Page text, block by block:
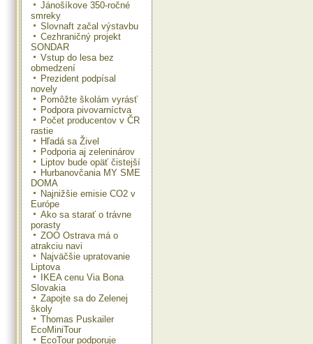
Jánošíkove 350-ročné
smreky
Slovnaft začal výstavbu
Cezhraničný projekt
SONDAR
Vstup do lesa bez
obmedzení
Prezident podpísal
novely
Pomôžte školám vyrásť
Podpora pivovarníctva
Počet producentov v ČR
rastie
Hľadá sa Živel
Podporia aj zeleninárov
Liptov bude opäť čistejší
Hurbanovčania MY SME
DOMA
Najnižšie emisie CO2 v
Európe
Ako sa starať o trávne
porasty
ZOO Ostrava má o
atrakciu navi
Najväčšie upratovanie
Liptova
IKEA cenu Via Bona
Slovakia
Zapojte sa do Zelenej
školy
Thomas Puskailer
EcoMiniTour
EcoTour podporuje